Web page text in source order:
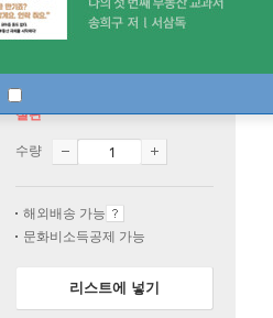
절판
수량
해외배송 가능
문화비소득공제 가능
리스트에 넣기